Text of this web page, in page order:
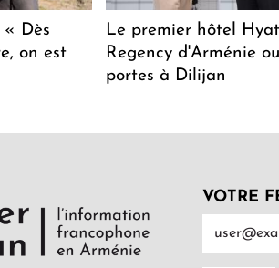
« Dès
on est
Le premier hôtel
Regency d'Arménie
portes à Dilijan
VOTRE